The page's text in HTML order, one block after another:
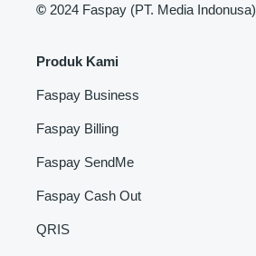
© 2024 Faspay (PT. Media Indonusa)
Produk Kami
Faspay Business
Faspay Billing
Faspay SendMe
Faspay Cash Out
QRIS